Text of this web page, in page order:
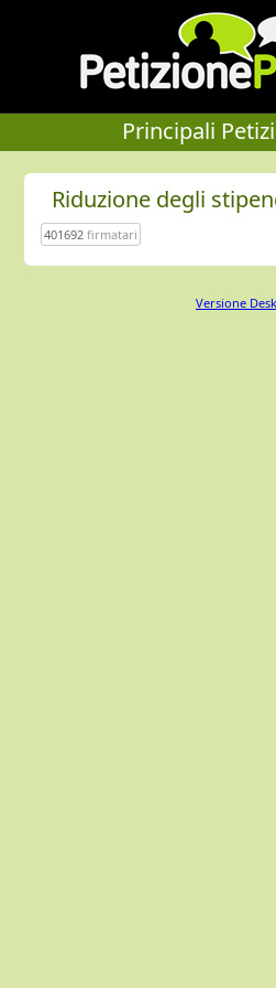
Principali
Riduzione degli
401692firmatari
Versione